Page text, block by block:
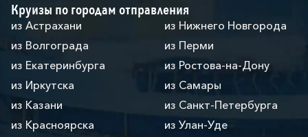
Круизы по городам отправления
из Астрахани
из Волгограда
из Екатеринбурга
из Иркутска
из Казани
из Красноярска
из Нижнего Новгорода
из Перми
из Ростова-на-Дону
из Самары
из Санкт-Петербурга
из Улан-Уде